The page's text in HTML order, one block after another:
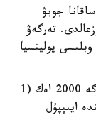
قاساقانا جويۋ
تەرگەۋ
پوليتسيا
ق ر ق ك- ءنىڭ اتالمىش بابى بويىنشا فەرمەرگە 2000 اەك (1
5834000 كولەمىندە ايىپپۇل